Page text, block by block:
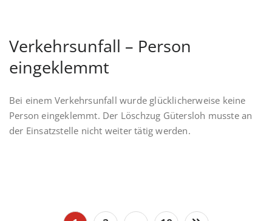
Verkehrsunfall – Person
eingeklemmt
Bei einem Verkehrsunfall wurde glücklicherweise keine
Person eingeklemmt. Der Löschzug Gütersloh musste an
der Einsatzstelle nicht weiter tätig werden.